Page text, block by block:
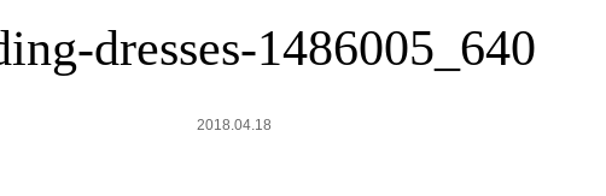
dresses-1486005_640
2018.04.18